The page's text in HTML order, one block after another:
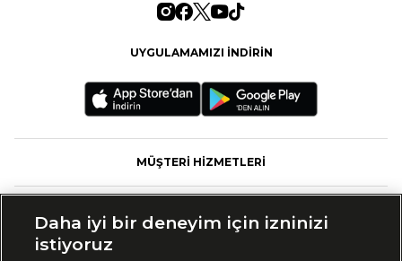
UYGULAMAMIZI İNDİRİN
MÜŞTERİ HİZMETLERİ
Daha iyi bir deneyim için izninizi
istiyoruz